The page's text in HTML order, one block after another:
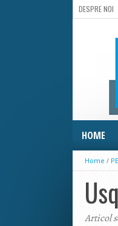
DESPRE NOI
HOME
Home /
Articol